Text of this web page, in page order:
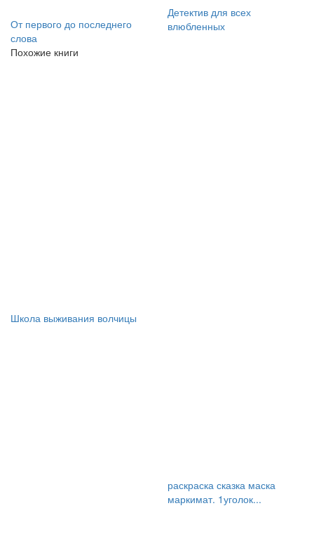
От первого до последнего
слова
Детектив для всех
влюбленных
Похожие книги
Школа выживания волчицы
раскраска сказка маска
маркимат. 1уголок...